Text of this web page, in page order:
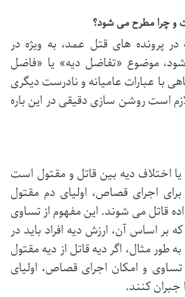
و چرا مطرح می شود؟
پرونده های قتل عمد، به ویژه در
موضوع «تفاضل دیه» یا «فاضل
با عبارات عامیانه و نادرست دیگری
است روشن سازی دقیقی در این باره
یا اختلاف دیه بین قاتل و مقتول است
اجرای قصاص، اولیای دم مقتول
قاتل می شوند. این مفهوم از تساوی
اساس آن، ارزش دیه افراد باید در
مثال، اگر دیه قاتل از دیه مقتول
تساوی و امکان اجرای قصاص، اولیای
جبران کنند.